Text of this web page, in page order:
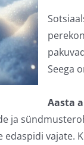
Seega
Aasta
ja
edaspidi